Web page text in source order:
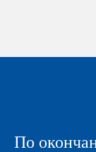
По